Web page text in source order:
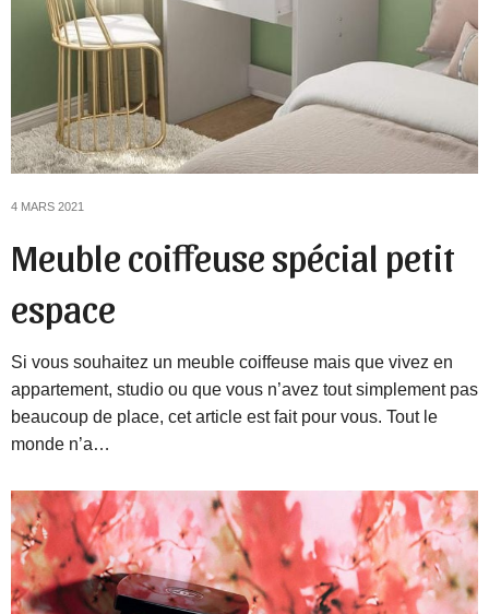
4 MARS 2021
Meuble coiffeuse spécial petit
espace
Si vous souhaitez un meuble coiffeuse mais que vivez en
appartement, studio ou que vous n’avez tout simplement pas
beaucoup de place, cet article est fait pour vous. Tout le
monde n’a…